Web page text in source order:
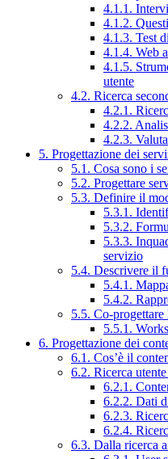
4.1.1.
4.1.2.
4.1.3. Test
4.1.4. Web
4.1.5.
utente
4.2. Ricerca
4.2.1.
4.2.2.
4.2.3.
5. Progettazione dei
5.1. Cosa sono i
5.2. Progettare
5.3. Definire il
5.3.1.
5.3.2.
5.3.3.
servizio
5.4. Descrivere il
5.4.1.
5.4.2.
5.5. Co-
5.5.1.
6. Progettazione dei
6.1. Cos’è il
6.2. Ricerca
6.2.1.
6.2.2. Dati
6.2.3.
6.2.4.
6.3. Dalla ricerca